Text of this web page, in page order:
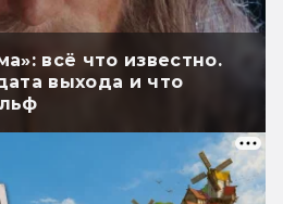
всё что известно.
выхода и что